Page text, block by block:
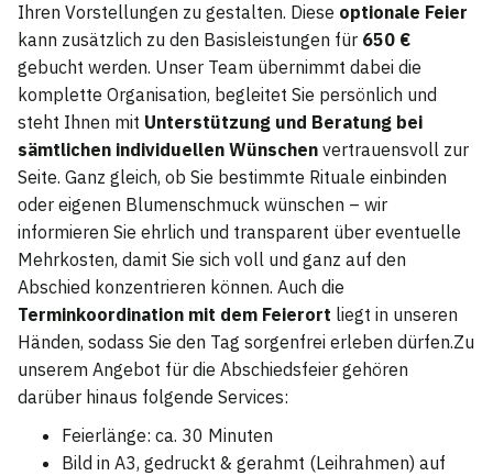
Ihren Vorstellungen zu gestalten. Diese optionale Feier
kann zusätzlich zu den Basisleistungen für 650 €
gebucht werden. Unser Team übernimmt dabei die
komplette Organisation, begleitet Sie persönlich und
steht Ihnen mit Unterstützung und Beratung bei
sämtlichen individuellen Wünschen vertrauensvoll zur
Seite. Ganz gleich, ob Sie bestimmte Rituale einbinden
oder eigenen Blumenschmuck wünschen – wir
informieren Sie ehrlich und transparent über eventuelle
Mehrkosten, damit Sie sich voll und ganz auf den
Abschied konzentrieren können. Auch die
Terminkoordination mit dem Feierort liegt in unseren
Händen, sodass Sie den Tag sorgenfrei erleben dürfen.Zu
unserem Angebot für die Abschiedsfeier gehören
darüber hinaus folgende Services:
Feierlänge: ca. 30 Minuten
Bild in A3, gedruckt & gerahmt (Leihrahmen) auf